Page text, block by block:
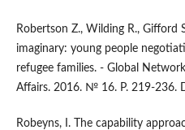
Robertson Z., Wilding R., Gifford
imaginary: young people
refugee families. - Global
Affairs. 2016. № 16. P. 219-236.
Robeyns, I. The capability